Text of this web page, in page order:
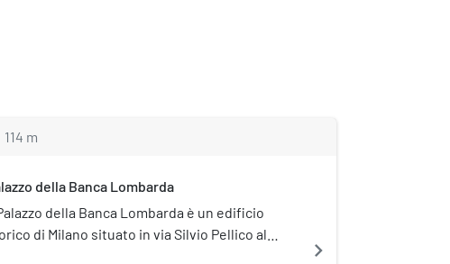
114 m
della Banca Lombarda
della Banca Lombarda è un edificio
di Milano situato in via Silvio Pellico al
navigate_next